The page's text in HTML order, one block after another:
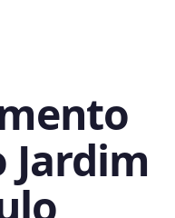
Jardim